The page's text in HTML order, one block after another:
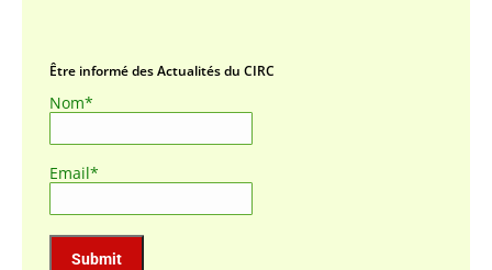
Être informé des Actualités du CIRC
Nom*
Email*